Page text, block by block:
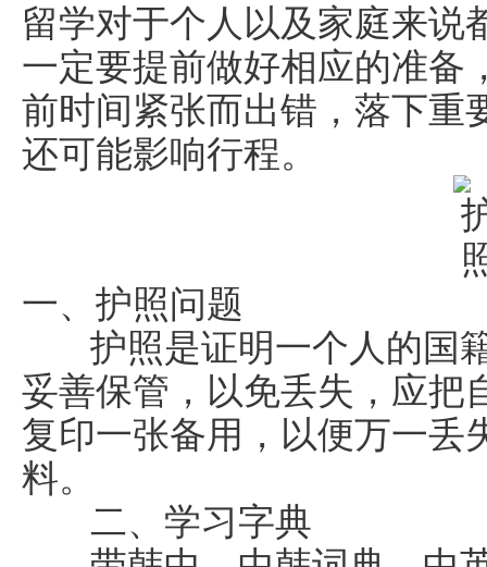
留学对于个人以及家庭来说
一定要提前做好相应的准备
前时间紧张而出错，落下重
还可能影响行程。
一、护照问题
护照是证明一个人的国
妥善保管，以免丢失，应把
复印一张备用，以便万一丢
料。
二、学习字典